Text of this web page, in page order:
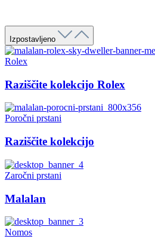
Izpostavljeno
Rolex
Raziščite kolekcijo Rolex
Poročni prstani
Raziščite kolekcijo
Zaročni prstani
Malalan
Nomos